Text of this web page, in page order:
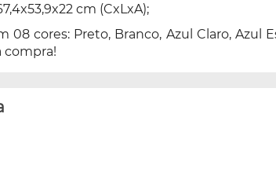
cm (CxLxA);
08 cores: Preto, Branco, Azul Claro, Azul
compra!